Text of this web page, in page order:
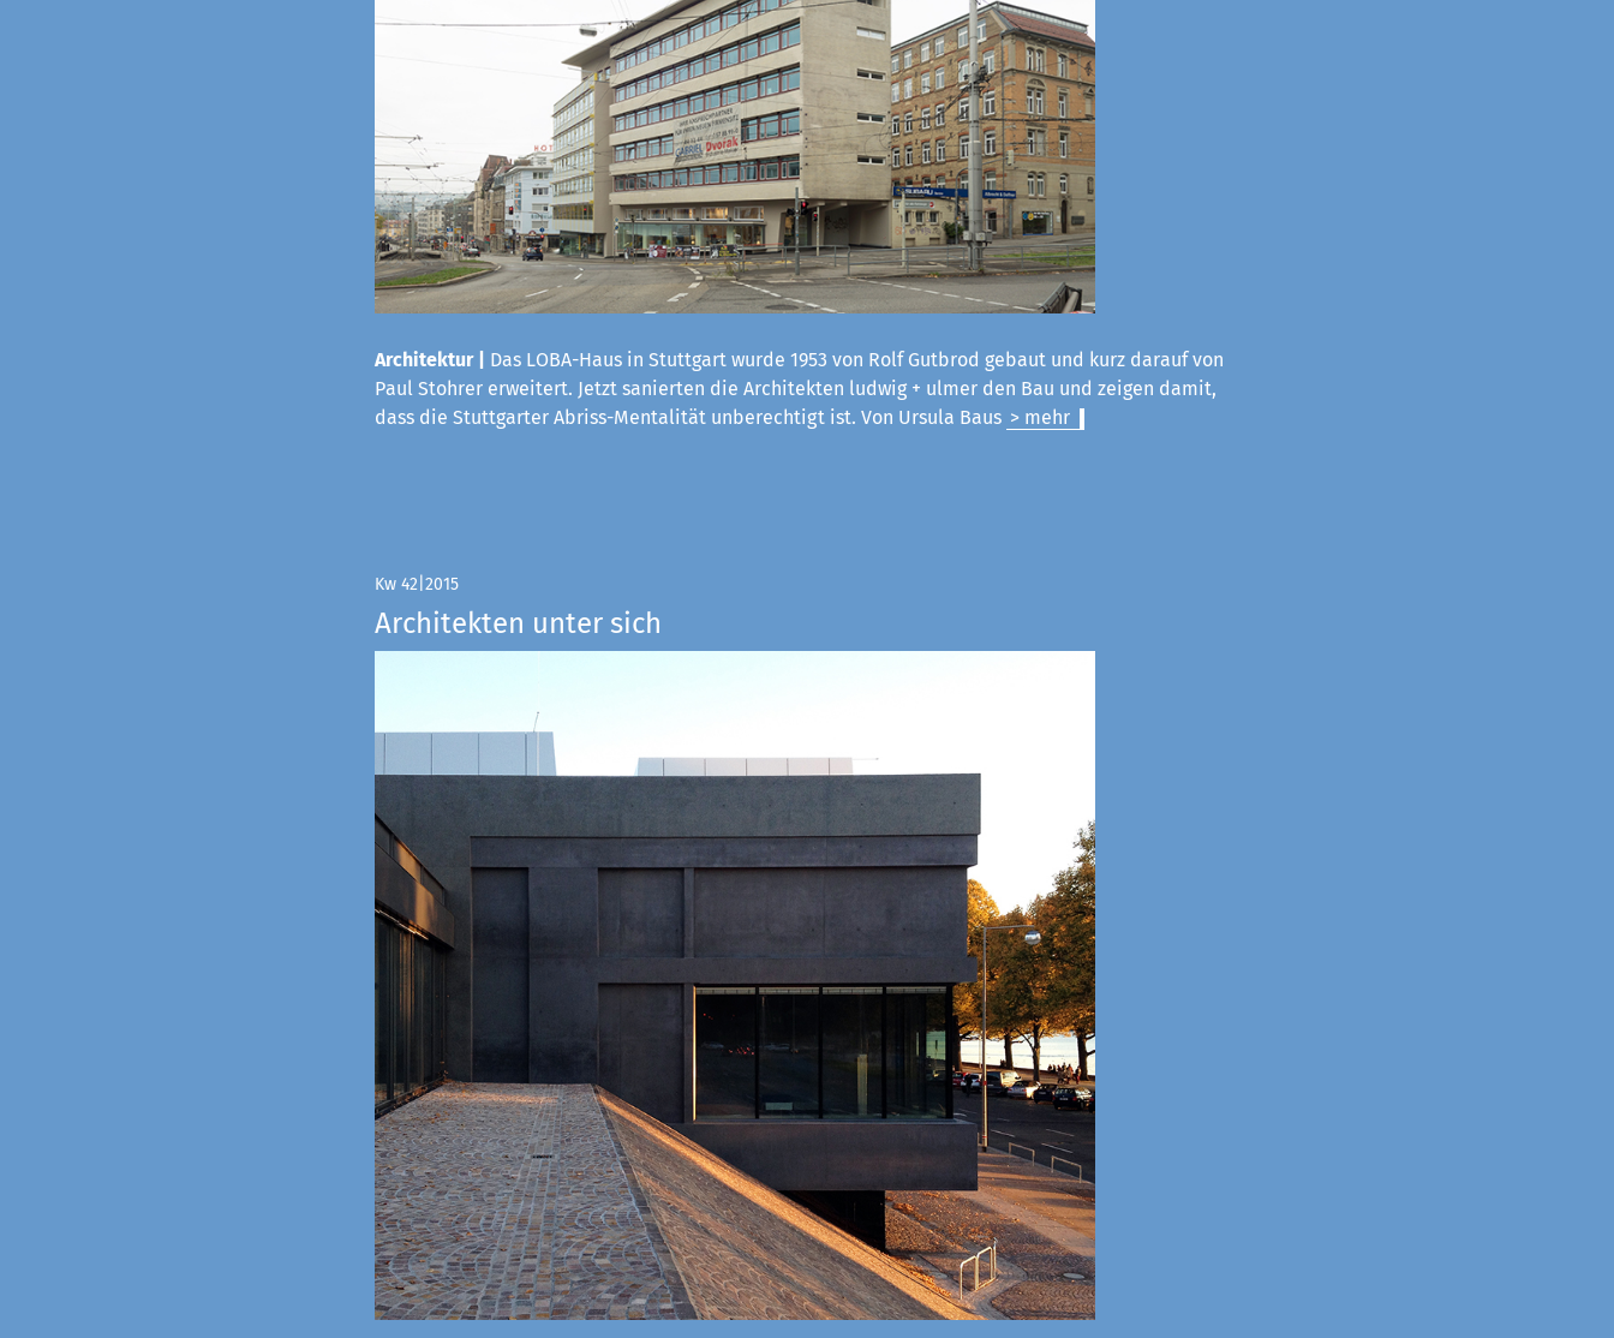
Architektur |
Das LOBA-Haus in Stuttgart wurde 1953 von Rolf Gutbrod gebaut und kurz darauf von
Paul Stohrer erweitert. Jetzt sanierten die Architekten ludwig + ulmer den Bau und zeigen damit,
dass die Stuttgarter Abriss-Mentalität unberechtigt ist. Von Ursula Baus > mehr
Kw 42|2015
Architekten unter sich